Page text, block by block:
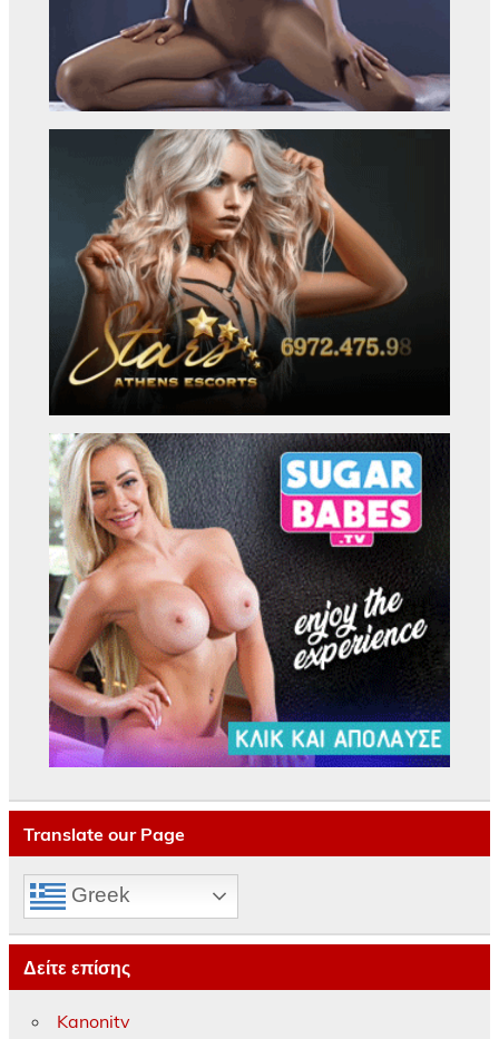
Translate our Page
Greek
Δείτε επίσης
Kanonitv